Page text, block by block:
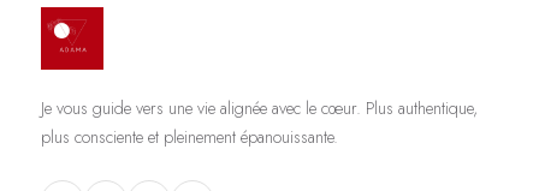
Je vous guide vers une vie alignée avec le cœur. Plus authentique,
plus consciente et pleinement épanouissante.